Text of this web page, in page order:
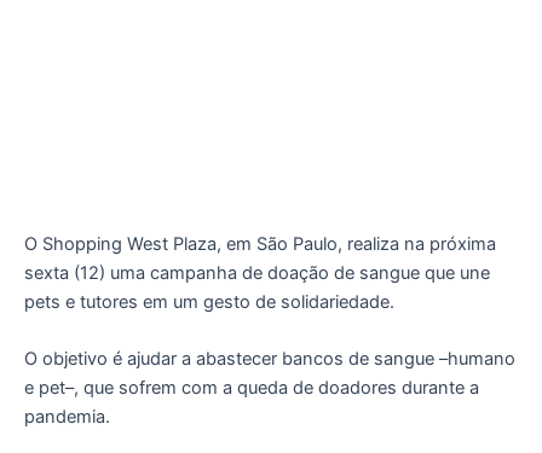
O Shopping West Plaza, em São Paulo, realiza na próxima
sexta (12) uma campanha de doação de sangue que une
pets e tutores em um gesto de solidariedade.
O objetivo é ajudar a abastecer bancos de sangue –humano
e pet–, que sofrem com a queda de doadores durante a
pandemia.